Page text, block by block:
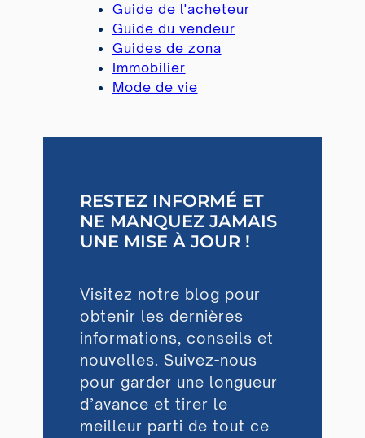
Guide de l'acheteur
Guide du vendeur
Guides de zona
Immobilier
Mode de vie
RESTEZ INFORMÉ ET
NE MANQUEZ JAMAIS
UNE MISE À JOUR !
Visitez notre blog pour
obtenir les dernières
informations, conseils et
nouvelles. Suivez-nous
pour garder une longueur
d’avance et tirer le
meilleur parti de tout ce